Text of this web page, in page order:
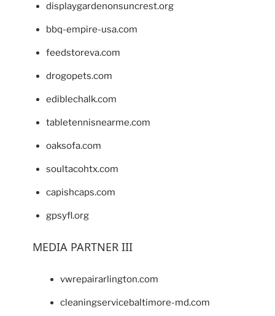
displaygardenonsuncrest.org
bbq-empire-usa.com
feedstoreva.com
drogopets.com
ediblechalk.com
tabletennisnearme.com
oaksofa.com
soultacohtx.com
capishcaps.com
gpsyfl.org
MEDIA PARTNER III
vwrepairarlington.com
cleaningservicebaltimore-md.com